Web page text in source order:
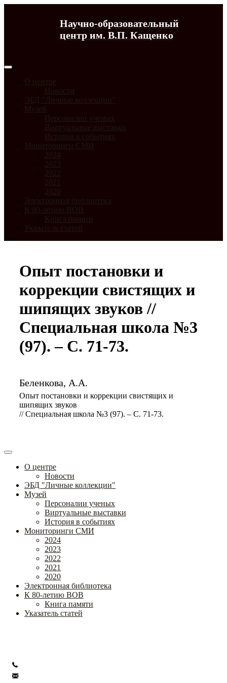
Научно-образовательный
центр им. В.П. Кащенко
О центре
Новости
ЭБД "Личные коллекции"
Музей
Персоналии ученых
Виртуальные выставки
История в событиях
Мониторинги СМИ
2024
2023
2022
2021
2020
Электронная библиотека
К 80-летию ВОВ
Книга памяти
Указатель статей
Опыт постановки и
коррекции свистящих и
шипящих звуков //
Специальная школа №3
(97). – С. 71-73.
Беленкова, А.А.
Опыт постановки и коррекции свистящих и
шипящих звуков
// Специальная школа №3 (97). – С. 71-73.
О центре
Новости
ЭБД "Личные коллекции"
Музей
Персоналии ученых
Виртуальные выставки
История в событиях
Мониторинги СМИ
2024
2023
2022
2021
2020
Электронная библиотека
К 80-летию ВОВ
Книга памяти
Указатель статей